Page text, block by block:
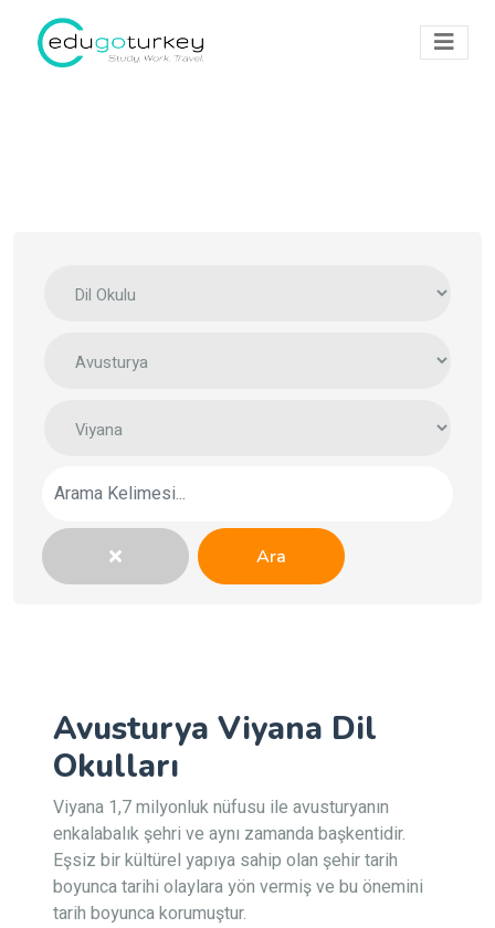
Ara
Avusturya Viyana Dil
Okulları
Viyana 1,7 milyonluk nüfusu ile avusturyanın
enkalabalık şehri ve aynı zamanda başkentidir.
Eşsiz bir kültürel yapıya sahip olan şehir tarih
boyunca tarihi olaylara yön vermiş ve bu önemini
tarih boyunca korumuştur.